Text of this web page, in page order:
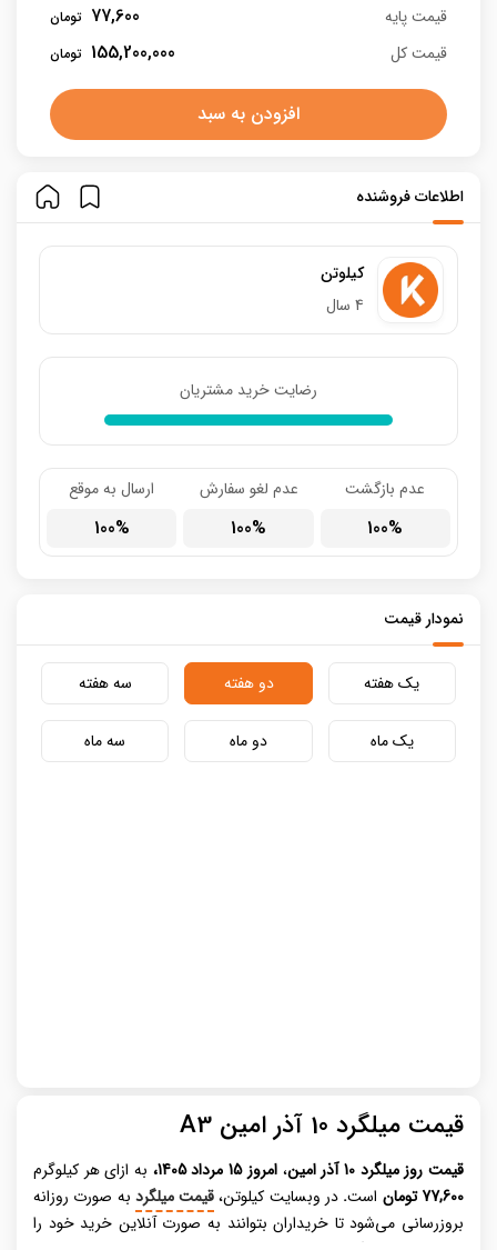
قیمت پایه 77,600
قیمت کل 155,200,000
افزودن به سبد
اطلاعات فروشنده
کیلوتن
4 سال
رضایت خرید مشتریان
عدم بازگشت
100
عدم لغو سفارش
100
ارسال به موقع
100
نمودار قیمت
یک هفته دو هفته سه هفته
یک ماه دو ماه سه ماه
قیمت میلگرد 10 آذر امین A3
قیمت روز میلگرد 10 آذر امین ،امروز 15 مرداد 1405،
به ازای هر کیلوگرم
77,600 تومان
است. در وبسایت کیلوتن،قیمت میلگرد به صورت روزانه
بروزرسانی می‌شود تا خریداران بتوانند به صورت آنلاین خرید خود را